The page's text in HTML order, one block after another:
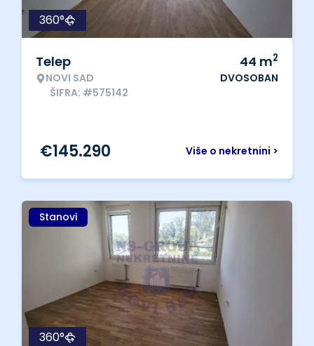
360°
Telep
NOVI SAD
ŠIFRA: #575142
44 m2
DVOSOBAN
Više o nekretnini >
€145.290
Stanovi
360°